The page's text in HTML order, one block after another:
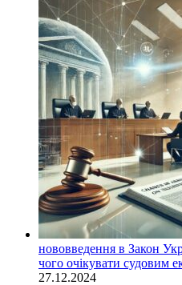
нововведення в Закон
чого очікувати судовим
27.12.2024